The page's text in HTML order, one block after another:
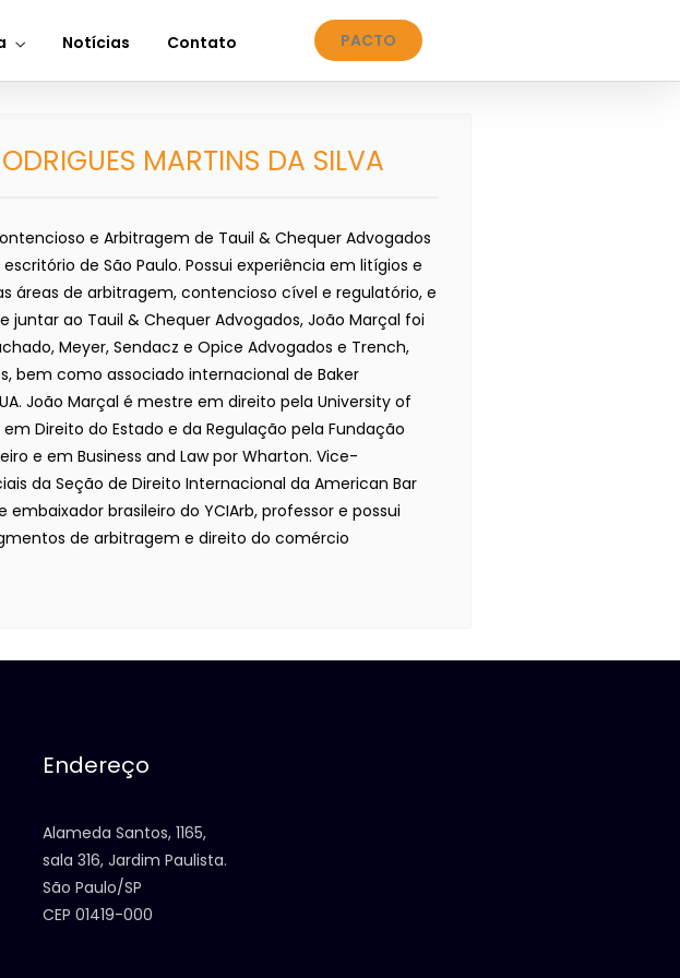
Notícias Contato PACTO
MARTINS DA SILVA
e Arbitragem de Tauil & Chequer Advogados
de São Paulo. Possui experiência em litígios e
áreas de arbitragem, contencioso cível e regulatório, e
juntar ao Tauil & Chequer Advogados, João Marçal foi
Meyer, Sendacz e Opice Advogados e Trench,
bem como associado internacional de Baker
João Marçal é mestre em direito pela University of
Direito do Estado e da Regulação pela Fundação
e em Business and Law por Wharton. Vice-
da Seção de Direito Internacional da American Bar
brasileiro do YCIArb, professor e possui
de arbitragem e direito do comércio
Endereço
Alameda Santos, 1165,
sala 316, Jardim Paulista.
São Paulo/SP
CEP 01419-000